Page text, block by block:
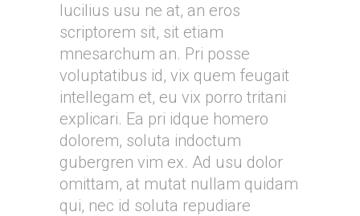
lucilius usu ne at, an eros
scriptorem sit, sit etiam
mnesarchum an. Pri posse
voluptatibus id, vix quem feugait
intellegam et, eu vix porro tritani
explicari. Ea pri idque homero
dolorem, soluta indoctum
gubergren vim ex. Ad usu dolor
omittam, at mutat nullam quidam
qui, nec id soluta repudiare